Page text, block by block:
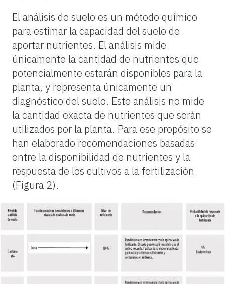
El análisis de suelo es un método químico
para estimar la capacidad del suelo de
aportar nutrientes. El análisis mide
únicamente la cantidad de nutrientes que
potencialmente estarán disponibles para la
planta, y representa únicamente un
diagnóstico del suelo. Este análisis no mide
la cantidad exacta de nutrientes que serán
utilizados por la planta. Para ese propósito se
han elaborado recomendaciones basadas
entre la disponibilidad de nutrientes y la
respuesta de los cultivos a la fertilización
(Figura 2).